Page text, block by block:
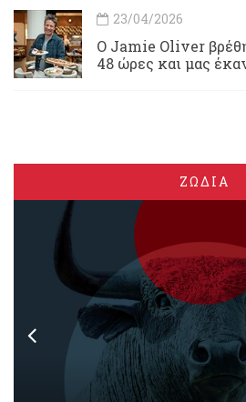
23/04/2026
Ο Jamie Oliver
48 ώρες και μας
ΖΩΔΙΑ